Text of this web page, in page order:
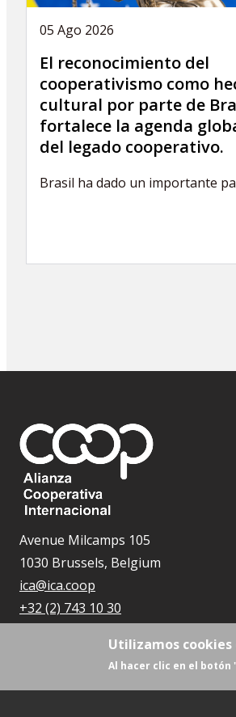
05 Ago 2026
El reconocimiento del
cooperativismo como
cultural por parte de
fortalece la agenda
del legado cooperativo.
Brasil ha dado un importante
Avenue Milcamps 105
1030 Brussels, Belgium
ica@ica.coop
+32 (2) 743 10 30
Utilizamos
Al hacer clic en el